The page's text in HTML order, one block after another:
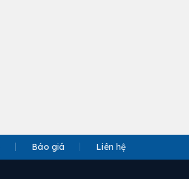
Báo giá Liên hệ